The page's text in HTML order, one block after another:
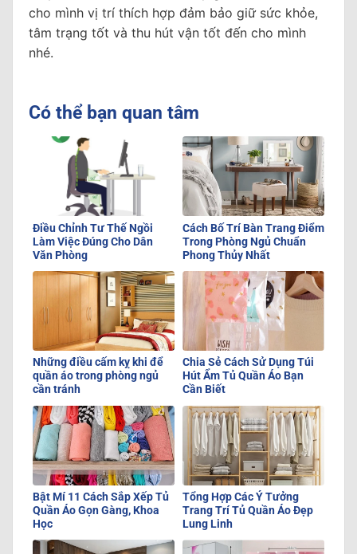
cho mình vị trí thích hợp đảm bảo giữ sức khỏe,
tâm trạng tốt và thu hút vận tốt đến cho mình
nhé.
Có thể bạn quan tâm
Điều Chỉnh Tư Thế Ngồi
Làm Việc Đúng Cho Dân
Văn Phòng
Cách Bố Trí Bàn Trang Điểm
Trong Phòng Ngủ Chuẩn
Phong Thủy Nhất
Những điều cấm kỵ khi để
quần áo trong phòng ngủ
cần tránh
Chia Sẻ Cách Sử Dụng Túi
Hút Ẩm Tủ Quần Áo Bạn
Cần Biết
Bật Mí 11 Cách Sắp Xếp Tủ
Quần Áo Gọn Gàng, Khoa
Học
Tổng Hợp Các Ý Tưởng
Trang Trí Tủ Quần Áo Đẹp
Lung Linh